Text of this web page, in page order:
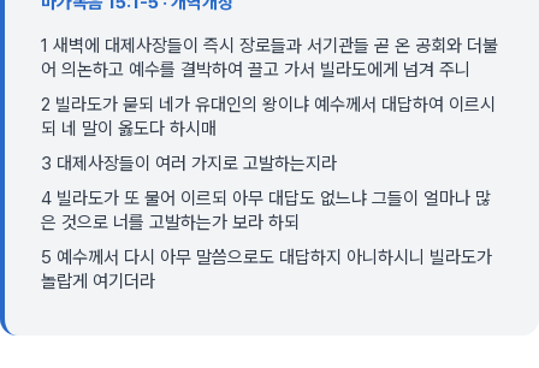
1 새벽에 대제사장들이 즉시 장로들과 서기관들 곧 온 공회와 더불
어 의논하고 예수를 결박하여 끌고 가서 빌라도에게 넘겨 주니
2 빌라도가 묻되 네가 유대인의 왕이냐 예수께서 대답하여 이르시
되 네 말이 옳도다 하시매
3 대제사장들이 여러 가지로 고발하는지라
4 빌라도가 또 물어 이르되 아무 대답도 없느냐 그들이 얼마나 많
은 것으로 너를 고발하는가 보라 하되
5 예수께서 다시 아무 말씀으로도 대답하지 아니하시니 빌라도가
놀랍게 여기더라